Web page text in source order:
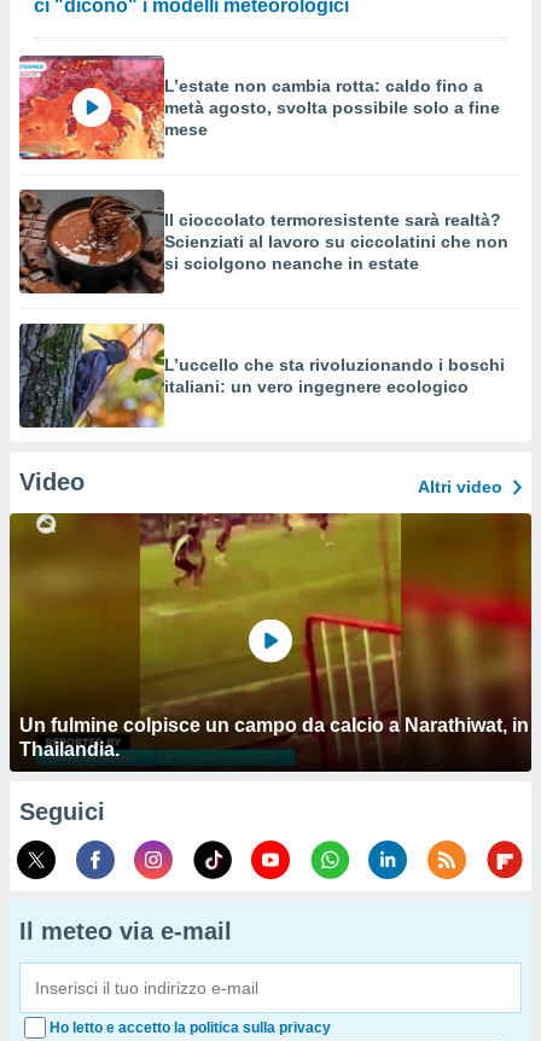
ci "dicono" i modelli meteorologici
L’estate non cambia rotta: caldo fino a
metà agosto, svolta possibile solo a fine
mese
Il cioccolato termoresistente sarà realtà?
Scienziati al lavoro su ciccolatini che non
si sciolgono neanche in estate
L’uccello che sta rivoluzionando i boschi
italiani: un vero ingegnere ecologico
Video Altri video
Un fulmine colpisce un campo da calcio a Narathiwat, in
Thailandia.
Seguici
Il meteo via e-mail
Ho letto e accetto la politica sulla privacy